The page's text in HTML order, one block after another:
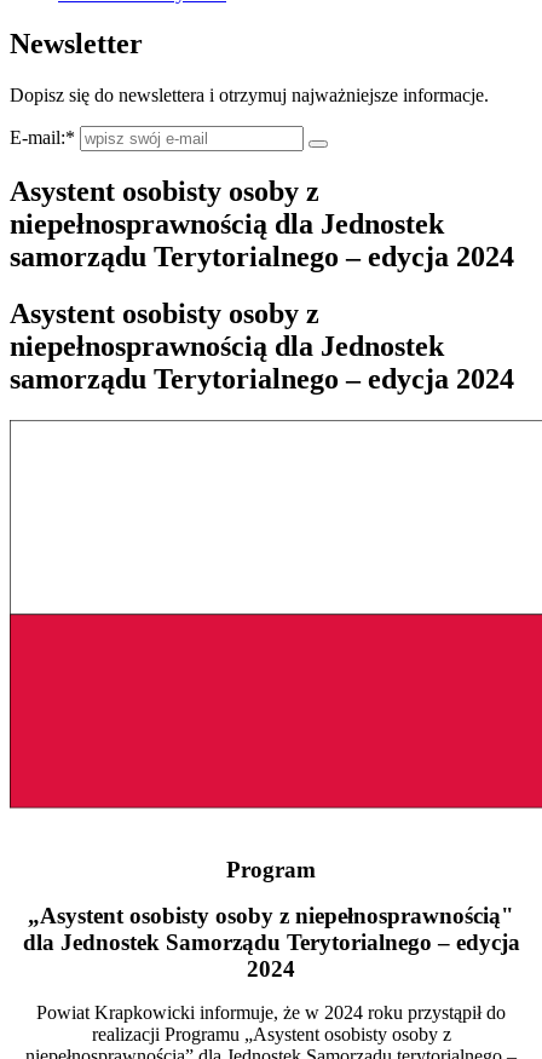
Newsletter
Dopisz się do newslettera i otrzymuj najważniejsze informacje.
E-mail:*
Asystent osobisty osoby z
niepełnosprawnością dla Jednostek
samorządu Terytorialnego – edycja 2024
Asystent osobisty osoby z
niepełnosprawnością dla Jednostek
samorządu Terytorialnego – edycja 2024
Program
„Asystent osobisty osoby z niepełnosprawnością"
dla Jednostek Samorządu Terytorialnego – edycja
2024
Powiat Krapkowicki informuje, że w 2024 roku przystąpił do
realizacji Programu „Asystent osobisty osoby z